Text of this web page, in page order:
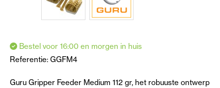
Bestel voor 16:00 en morgen in huis
Referentie: GGFM4
Guru Gripper Feeder Medium 112 gr, het robuuste ontwerp